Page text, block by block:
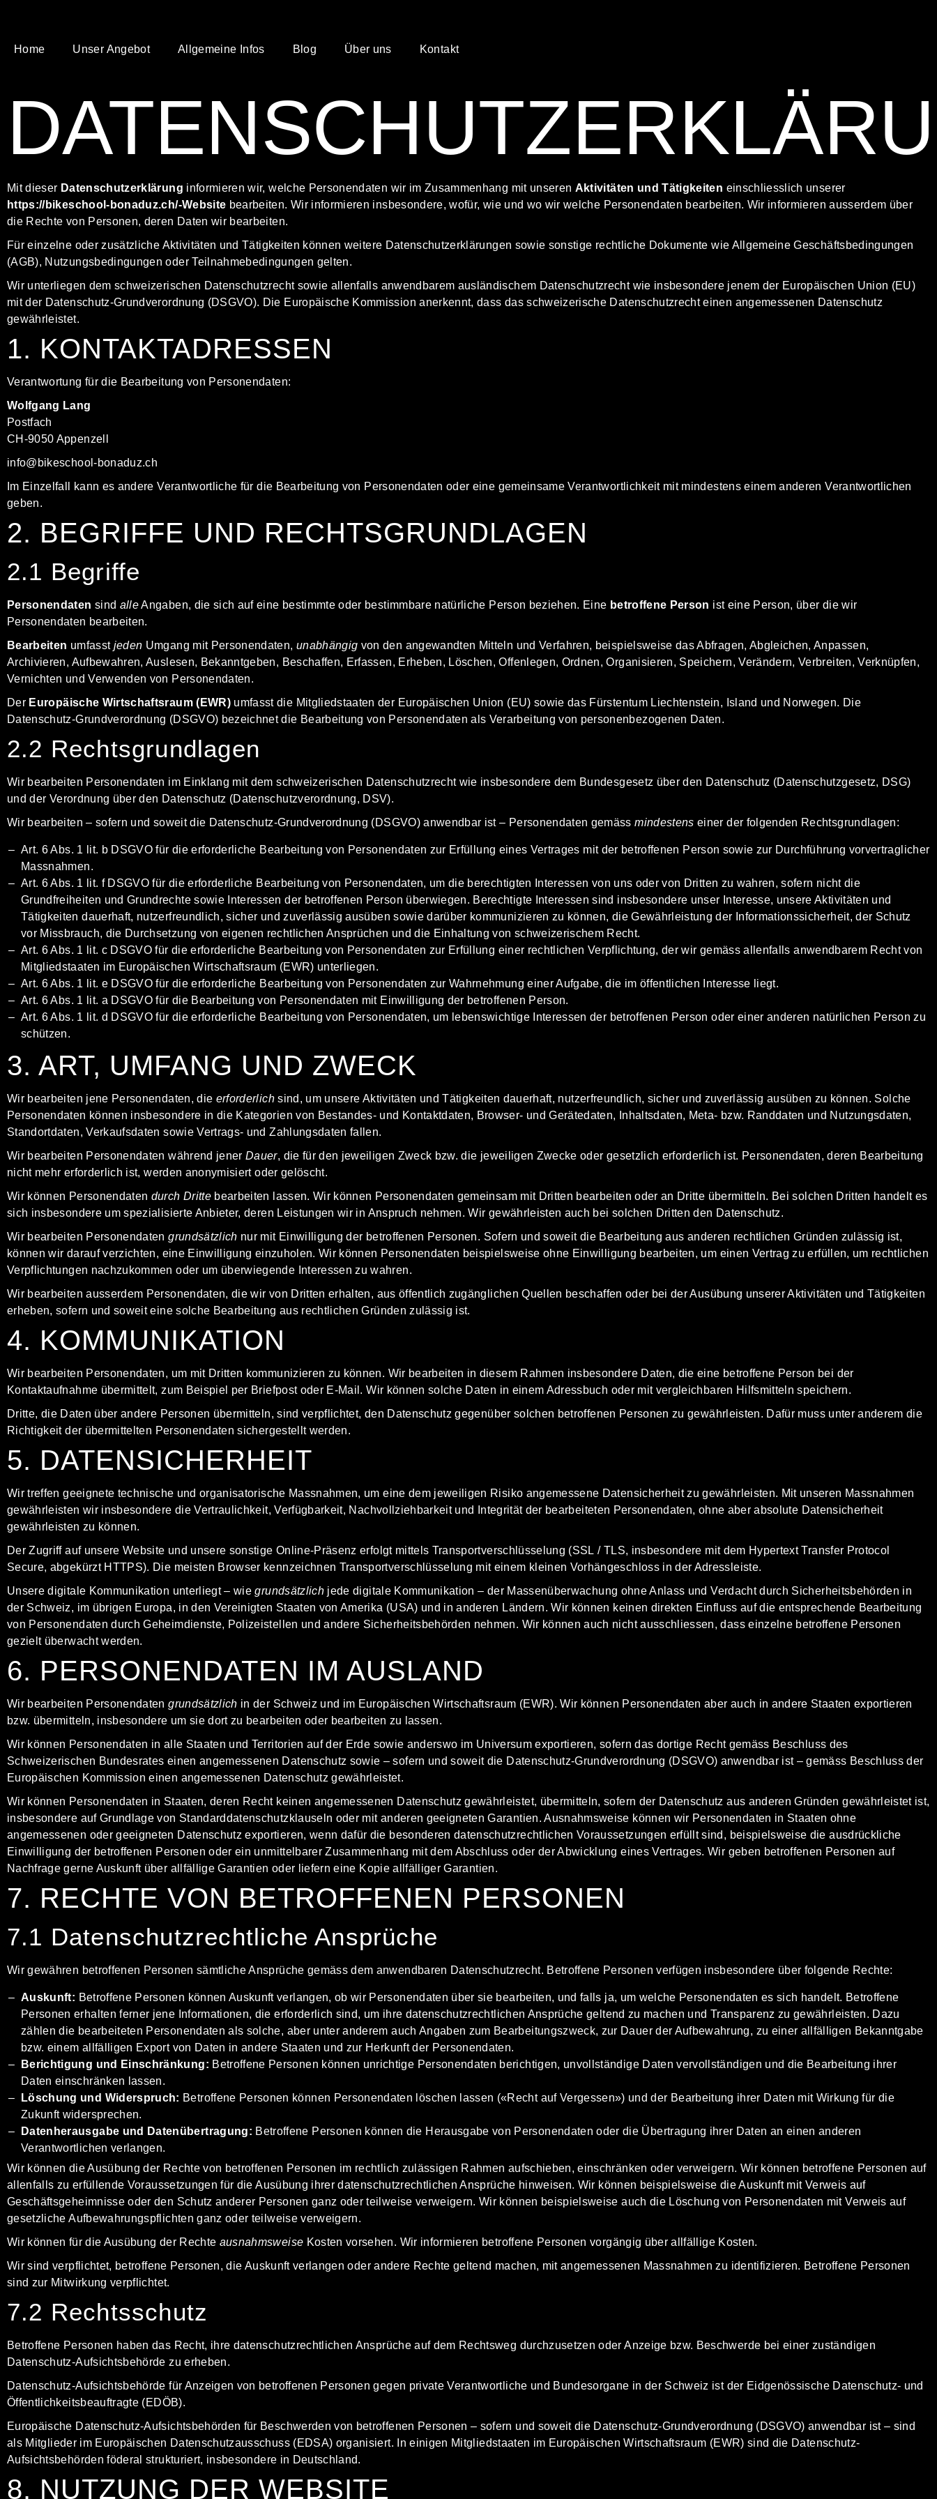
Home Unser Angebot Allgemeine Infos Blog Über uns Kontakt
Mit dieser Datenschutzerklärung informieren wir, welche Personendaten wir im Zusammenhang mit unseren Aktivitäten und Tätigkeiten einschliesslich unserer
https://bikeschool-bonaduz.ch/-Website bearbeiten. Wir informieren insbesondere, wofür, wie und wo wir welche Personendaten bearbeiten. Wir informieren ausserdem über
die Rechte von Personen, deren Daten wir bearbeiten.
Für einzelne oder zusätzliche Aktivitäten und Tätigkeiten können weitere Datenschutzerklärungen sowie sonstige rechtliche Dokumente wie Allgemeine Geschäftsbedingungen
(AGB), Nutzungsbedingungen oder Teilnahmebedingungen gelten.
Wir unterliegen dem schweizerischen Datenschutzrecht sowie allenfalls anwendbarem ausländischem Datenschutzrecht wie insbesondere jenem der Europäischen Union (EU)
mit der Datenschutz-Grundverordnung (DSGVO). Die Europäische Kommissionanerkennt, dass das schweizerische Datenschutzrecht einen angemessenen Datenschutz
gewährleistet.
1. KONTAKTADRESSEN
Verantwortung für die Bearbeitung von Personendaten:
Wolfgang Lang
Postfach
CH-9050 Appenzell
info@bikeschool-bonaduz.ch
Im Einzelfall kann es andere Verantwortliche für die Bearbeitung von Personendaten oder eine gemeinsame Verantwortlichkeit mit mindestens einem anderen Verantwortlichen
geben.
2. BEGRIFFE UND RECHTSGRUNDLAGEN
2.1 Begriffe
Personendaten sind alleAngaben, die sich auf eine bestimmte oder bestimmbare natürliche Person beziehen. Eine betroffene Person ist eine Person, über die wir
Personendaten bearbeiten.
Bearbeiten umfasst jeden Umgang mit Personendaten, unabhängig von den angewandten Mitteln und Verfahren, beispielsweise das Abfragen, Abgleichen, Anpassen,
Archivieren, Aufbewahren, Auslesen, Bekanntgeben, Beschaffen, Erfassen, Erheben, Löschen, Offenlegen, Ordnen, Organisieren, Speichern, Verändern, Verbreiten, Verknüpfen,
Vernichten und Verwenden von Personendaten.
Der Europäische Wirtschaftsraum (EWR)umfasst die Mitgliedstaaten der Europäischen Union (EU) sowie das Fürstentum Liechtenstein, Island und Norwegen. Die
Datenschutz-Grundverordnung (DSGVO) bezeichnet die Bearbeitung von Personendaten als Verarbeitung von personenbezogenen Daten.
2.2 Rechtsgrundlagen
Wir bearbeiten Personendaten im Einklang mit dem schweizerischen Datenschutzrecht wie insbesondere dem Bundesgesetz über den Datenschutz (Datenschutzgesetz, DSG)
und der Verordnung über den Datenschutz (Datenschutzverordnung, DSV).
Wir bearbeiten – sofern und soweit die Datenschutz-Grundverordnung (DSGVO) anwendbar ist – Personendaten gemässmindestens einer der folgenden Rechtsgrundlagen:
Art. 6 Abs. 1 lit. b DSGVO für die erforderliche Bearbeitung von Personendaten zur Erfüllung eines Vertrages mit der betroffenen Person sowie zur Durchführung vorvertraglicher
Massnahmen.
Art. 6 Abs. 1 lit. f DSGVO für die erforderliche Bearbeitung von Personendaten, um die berechtigten Interessen von uns oder von Dritten zu wahren, sofern nicht die
Grundfreiheiten und Grundrechte sowie Interessen der betroffenen Person überwiegen. Berechtigte Interessen sind insbesondere unser Interesse, unsere Aktivitäten und
Tätigkeiten dauerhaft, nutzerfreundlich, sicher und zuverlässig ausüben sowie darüber kommunizieren zu können, die Gewährleistung der Informationssicherheit, der Schutz
vor Missbrauch, die Durchsetzung von eigenen rechtlichen Ansprüchen und die Einhaltung von schweizerischem Recht.
Art. 6 Abs. 1 lit. c DSGVO für die erforderliche Bearbeitung von Personendaten zur Erfüllung einer rechtlichen Verpflichtung, der wir gemäss allenfalls anwendbarem Recht von
Mitgliedstaaten im Europäischen Wirtschaftsraum (EWR) unterliegen.
Art. 6 Abs. 1 lit. e DSGVO für die erforderliche Bearbeitung von Personendaten zur Wahrnehmung einer Aufgabe, die im öffentlichen Interesse liegt.
Art. 6 Abs. 1 lit. a DSGVO für die Bearbeitung von Personendaten mit Einwilligung der betroffenen Person.
Art. 6 Abs. 1 lit. d DSGVO für die erforderliche Bearbeitung von Personendaten, um lebenswichtige Interessen der betroffenen Person oder einer anderen natürlichen Person zu
schützen.
3. ART, UMFANG UND ZWECK
Wir bearbeiten jene Personendaten, die erforderlichsind, um unsere Aktivitäten und Tätigkeiten dauerhaft, nutzerfreundlich, sicher und zuverlässig ausüben zu können. Solche
Personendaten können insbesondere in die Kategorien von Bestandes- und Kontaktdaten, Browser- und Gerätedaten, Inhaltsdaten, Meta- bzw. Randdaten und Nutzungsdaten,
Standortdaten, Verkaufsdaten sowie Vertrags- und Zahlungsdaten fallen.
Wir bearbeiten Personendaten während jenerDauer, die für den jeweiligen Zweck bzw. die jeweiligen Zwecke oder gesetzlich erforderlich ist. Personendaten, deren Bearbeitung
nicht mehr erforderlich ist, werden anonymisiert oder gelöscht.
Wir können Personendaten durch Drittebearbeiten lassen. Wir können Personendaten gemeinsam mit Dritten bearbeiten oder an Dritte übermitteln. Bei solchen Dritten handelt es
sich insbesondere um spezialisierte Anbieter, deren Leistungen wir in Anspruch nehmen. Wir gewährleisten auch bei solchen Dritten den Datenschutz.
Wir bearbeiten Personendatengrundsätzlich nur mit Einwilligung der betroffenen Personen. Sofern und soweit die Bearbeitung aus anderen rechtlichen Gründen zulässig ist,
können wir darauf verzichten, eine Einwilligung einzuholen. Wir können Personendaten beispielsweise ohne Einwilligung bearbeiten, um einen Vertrag zu erfüllen, um rechtlichen
Verpflichtungen nachzukommen oder um überwiegende Interessen zu wahren.
Wir bearbeiten ausserdem Personendaten, die wir von Dritten erhalten, aus öffentlich zugänglichen Quellen beschaffen oder bei der Ausübung unserer Aktivitäten und Tätigkeiten
erheben, sofern und soweit eine solche Bearbeitung aus rechtlichen Gründen zulässig ist.
4. KOMMUNIKATION
Wir bearbeiten Personendaten, um mit Dritten kommunizieren zu können. Wir bearbeiten in diesem Rahmen insbesondere Daten, die eine betroffene Person bei der
Kontaktaufnahme übermittelt, zum Beispiel per Briefpost oder E-Mail. Wir können solche Daten in einem Adressbuch oder mit vergleichbaren Hilfsmitteln speichern.
Dritte, die Daten über andere Personen übermitteln, sind verpflichtet, den Datenschutz gegenüber solchen betroffenen Personen zu gewährleisten. Dafür muss unter anderem die
Richtigkeit der übermittelten Personendaten sichergestellt werden.
5. DATENSICHERHEIT
Wir treffen geeignete technische und organisatorische Massnahmen, um eine dem jeweiligen Risiko angemessene Datensicherheit zu gewährleisten. Mit unseren Massnahmen
gewährleisten wir insbesondere die Vertraulichkeit, Verfügbarkeit, Nachvollziehbarkeit und Integrität der bearbeiteten Personendaten, ohne aber absolute Datensicherheit
gewährleisten zu können.
Der Zugriff auf unsere Website und unsere sonstige Online-Präsenz erfolgt mittels Transportverschlüsselung (SSL / TLS, insbesondere mit dem Hypertext Transfer Protocol
Secure, abgekürzt HTTPS). Die meisten Browser kennzeichnen Transportverschlüsselung mit einem kleinen Vorhängeschloss in der Adressleiste.
Unsere digitale Kommunikation unterliegt – wiegrundsätzlich jede digitale Kommunikation – der Massenüberwachung ohne Anlass und Verdacht durch Sicherheitsbehörden in
der Schweiz, im übrigen Europa, in den Vereinigten Staaten von Amerika (USA) und in anderen Ländern. Wir können keinen direkten Einfluss auf die entsprechende Bearbeitung
von Personendaten durch Geheimdienste, Polizeistellen und andere Sicherheitsbehörden nehmen. Wir können auch nicht ausschliessen, dass einzelne betroffene Personen
gezielt überwacht werden.
6. PERSONENDATEN IM AUSLAND
Wir bearbeiten Personendatengrundsätzlich in der Schweiz und im Europäischen Wirtschafts­raum (EWR). Wir können Personendaten aber auch in andere Staaten exportieren
bzw. übermitteln, insbesondere um sie dort zu bearbeiten oder bearbeiten zu lassen.
Wir können Personendaten in alle Staaten und Territorien auf der Erde sowie anderswo im Universumexportieren, sofern das dortige Recht gemäss Beschluss des
Schweizerischen Bundesrates einen angemessenen Datenschutz sowie – sofern und soweit die Datenschutz-Grundverordnung (DSGVO) anwendbar ist – gemäss Beschluss der
Europäischen Kommission einen angemessenen Datenschutz gewährleistet.
Wir können Personendaten in Staaten, deren Recht keinen angemessenen Datenschutz gewährleistet, übermitteln, sofern der Datenschutz aus anderen Gründen gewährleistet ist,
insbesondere auf Grundlage von Standard­datenschutzklauseln oder mit anderen geeigneten Garantien. Ausnahmsweise können wir Personendaten in Staaten ohne
angemessenen oder geeigneten Datenschutz exportieren, wenn dafür die besonderen datenschutzrechtlichen Voraussetzungen erfüllt sind, beispielsweise die ausdrückliche
Einwilligung der betroffenen Personen oder ein unmittelbarer Zusammenhang mit dem Abschluss oder der Abwicklung eines Vertrages. Wir geben betroffenen Personen auf
Nachfrage gerne Auskunft über allfällige Garantien oder liefern eine Kopie allfälliger Garantien.
7. RECHTE VON BETROFFENEN PERSONEN
7.1 Datenschutzrechtliche Ansprüche
Wir gewähren betroffenen Personen sämtliche Ansprüche gemäss dem anwendbaren Datenschutzrecht. Betroffene Personen verfügen insbesondere über folgende Rechte:
Auskunft: Betroffene Personen können Auskunft verlangen, ob wir Personendaten über sie bearbeiten, und falls ja, um welche Personendaten es sich handelt. Betroffene
Personen erhalten ferner jene Informationen, die erforderlich sind, um ihre datenschutzrechtlichen Ansprüche geltend zu machen und Transparenz zu gewährleisten. Dazu
zählen die bearbeiteten Personendaten als solche, aber unter anderem auch Angaben zum Bearbeitungszweck, zur Dauer der Aufbewahrung, zu einer allfälligen Bekanntgabe
bzw. einem allfälligen Export von Daten in andere Staaten und zur Herkunft der Personendaten.
Berichtigung und Einschränkung: Betroffene Personen können unrichtige Personendaten berichtigen, unvollständige Daten vervollständigen und die Bearbeitung ihrer
Daten einschränken lassen.
Löschung und Widerspruch: Betroffene Personen können Personendaten löschen lassen («Recht auf Vergessen») und der Bearbeitung ihrer Daten mit Wirkung für die
Zukunft widersprechen.
Datenherausgabe und Datenübertragung: Betroffene Personen können die Herausgabe von Personendaten oder die Übertragung ihrer Daten an einen anderen
Verantwortlichen verlangen.
Wir können die Ausübung der Rechte von betroffenen Personen im rechtlich zulässigen Rahmen aufschieben, einschränken oder verweigern. Wir können betroffene Personen auf
allenfalls zu erfüllende Voraussetzungen für die Ausübung ihrer datenschutzrechtlichen Ansprüche hinweisen. Wir können beispielsweise die Auskunft mit Verweis auf
Geschäftsgeheimnisse oder den Schutz anderer Personen ganz oder teilweise verweigern. Wir können beispielsweise auch die Löschung von Personendaten mit Verweis auf
gesetzliche Aufbewahrungspflichten ganz oder teilweise verweigern.
Wir können für die Ausübung der Rechte ausnahmsweise Kosten vorsehen. Wir informieren betroffene Personen vorgängig über allfällige Kosten.
Wir sind verpflichtet, betroffene Personen, die Auskunft verlangen oder andere Rechte geltend machen, mit angemessenen Massnahmen zu identifizieren. Betroffene Personen
sind zur Mitwirkung verpflichtet.
7.2 Rechtsschutz
Betroffene Personen haben das Recht, ihre datenschutz­rechtlichen Ansprüche auf dem Rechtsweg durchzusetzen oder Anzeige bzw. Beschwerde bei einer zuständigen
Datenschutz-Aufsichtsbehörde zu erheben.
Datenschutz-Aufsichtsbehörde für Anzeigen von betroffenen Personen gegen private Verantwortliche und Bundesorgane in der Schweiz ist der Eidgenössische Datenschutz- und
Öffentlichkeits­beauftragte (EDÖB).
Europäische Datenschutz-Aufsichtsbehörden für Beschwerden von betroffenen Personen – sofern und soweit die Datenschutz-Grund­verordnung (DSGVO) anwendbar ist – sind
als Mitglieder im Europäischen Datenschutz­ausschuss(EDSA) organisiert. In einigen Mitgliedstaaten im Europäischen Wirtschafts­raum (EWR) sind die Datenschutz-
Aufsichtsbehörden föderal strukturiert, insbesondere in Deutschland.
8. NUTZUNG DER WEBSITE